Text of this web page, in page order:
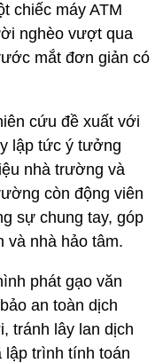
chiếc máy ATM
nghèo vượt qua
mắt đơn giản có
cứu đề xuất với
lập tức ý tưởng
nhà trường và
còn động viên
sự chung tay, góp
và nhà hảo tâm.
phát gạo văn
an toàn dịch
tránh lây lan dịch
lập trình tính toán